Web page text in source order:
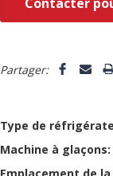
que
Partager:
Type de
Machine à glaçons: